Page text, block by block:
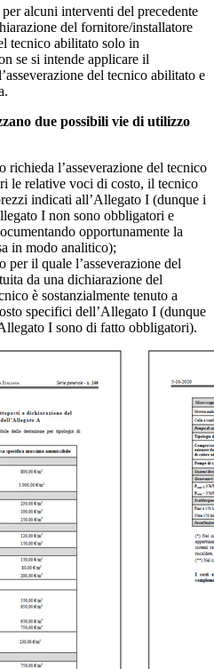
per alcuni interventi del precedente
del fornitore/installatore
tecnico abilitato solo in
se si intende applicare il
del tecnico abilitato e
due possibili vie di utilizzo
richieda l’asseverazione del tecnico
le relative voci di costo, il tecnico
indicati all’Allegato I (dunque i
I non sono obbligatori e
opportunamente la
in modo analitico);
per il quale l’asseverazione del
da una dichiarazione del
è sostanzialmente tenuto a
specifici dell’Allegato I (dunque
I sono di fatto obbligatori).